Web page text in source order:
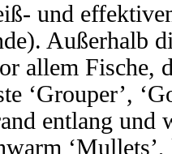
und
Außerhalb
allem Fische,
‘Grouper’,
entlang